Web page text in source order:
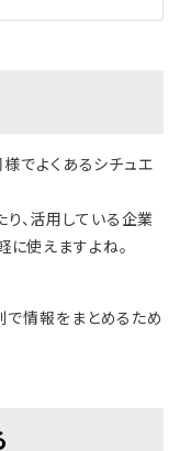
でよくあるシチュエ
、活用している企業
に使えますよね。
情報をまとめるため